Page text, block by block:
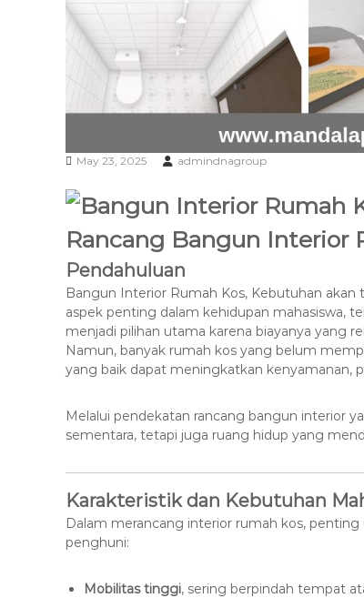
May 23, 2025 admindnagroup
Rancang Bangun Interior
Pendahuluan
Bangun Interior Rumah Kos, Kebutuhan
aspek penting dalam kehidupan mahasiswa,
menjadi pilihan utama karena biayanya yang
Namun, banyak rumah kos yang belum
yang baik dapat meningkatkan kenyamanan,
Melalui pendekatan rancang bangun interior
sementara, tetapi juga ruang hidup yang
Karakteristik dan Kebutuhan
Dalam merancang interior rumah kos,
penghuni:
Mobilitas tinggi, sering berpindah tempat